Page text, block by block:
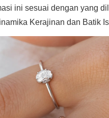
ini sesuai dengan yang
Kerajinan dan Batik